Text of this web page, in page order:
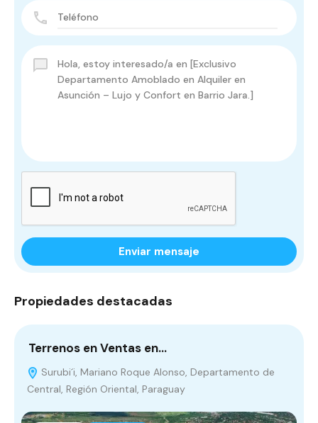
Enviar mensaje
Propiedades destacadas
Terrenos en Ventas en…
Surubi´i, Mariano Roque Alonso, Departamento de
Central, Región Oriental, Paraguay